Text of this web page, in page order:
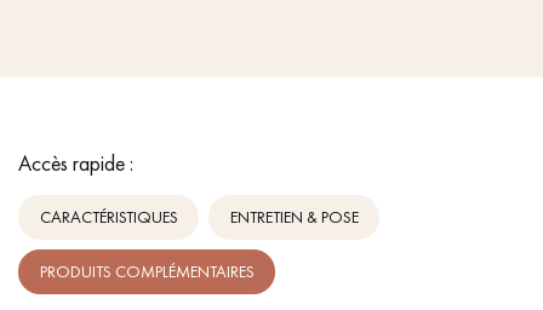
Accès rapide :
CARACTÉRISTIQUES ENTRETIEN & POSE
PRODUITS COMPLÉMENTAIRES